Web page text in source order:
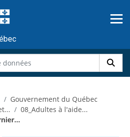
Gouvernement du Québec
08_Adultes à l'aide...